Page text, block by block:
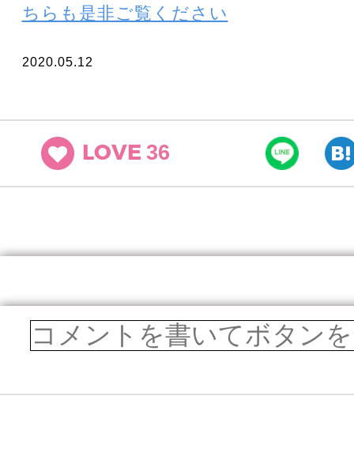
ちらも是非ご覧ください
2020.05.12
LOVE 36